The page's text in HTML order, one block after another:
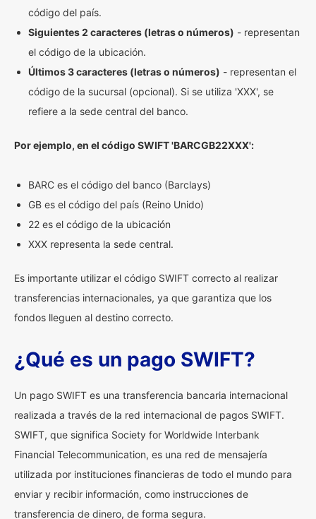
código del país.
Siguientes 2 caracteres (letras o números) - representan
el código de la ubicación.
Últimos 3 caracteres (letras o números) - representan el
código de la sucursal (opcional). Si se utiliza 'XXX', se
refiere a la sede central del banco.
Por ejemplo, en el código SWIFT 'BARCGB22XXX':
BARC es el código del banco (Barclays)
GB es el código del país (Reino Unido)
22 es el código de la ubicación
XXX representa la sede central.
Es importante utilizar el código SWIFT correcto al realizar
transferencias internacionales, ya que garantiza que los
fondos lleguen al destino correcto.
¿Qué es un pago SWIFT?
Un pago SWIFT es una transferencia bancaria internacional
realizada a través de la red internacional de pagos SWIFT.
SWIFT, que significa Society for Worldwide Interbank
Financial Telecommunication, es una red de mensajería
utilizada por instituciones financieras de todo el mundo para
enviar y recibir información, como instrucciones de
transferencia de dinero, de forma segura.